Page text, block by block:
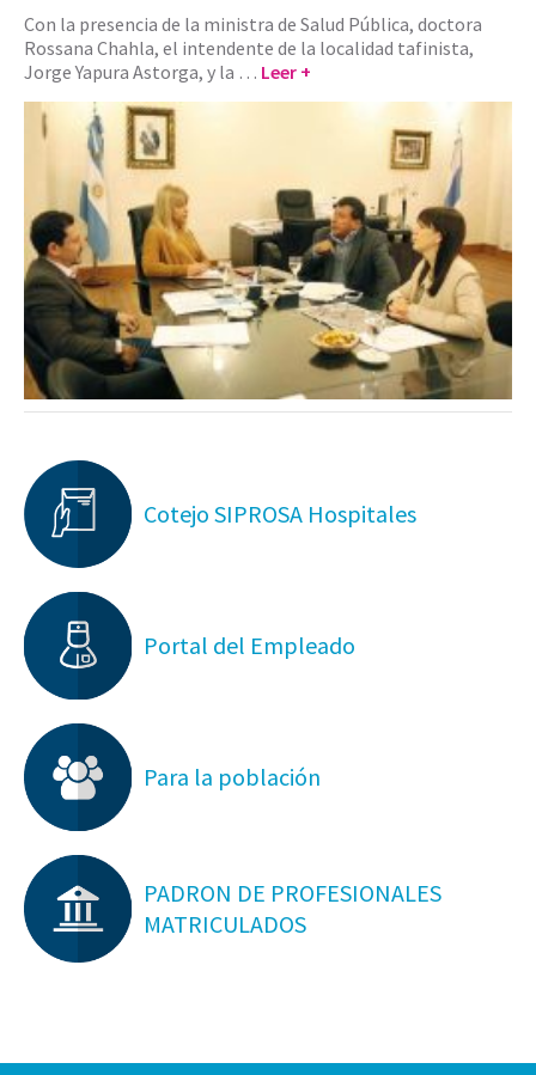
Con la presencia de la ministra de Salud Pública, doctora
Rossana Chahla, el intendente de la localidad tafinista,
Jorge Yapura Astorga, y la … Leer +
Cotejo SIPROSA Hospitales
Portal del Empleado
Para la población
PADRON DE PROFESIONALES
MATRICULADOS